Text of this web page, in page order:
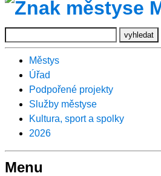
Městys
Úřad
Podpořené projekty
Služby městyse
Kultura, sport a spolky
2026
Menu